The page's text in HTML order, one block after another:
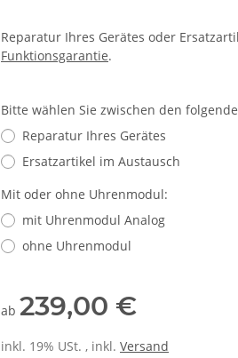
Reparatur Ihres Gerätes oder
Funktionsgarantie.
Bitte wählen Sie zwischen den
Reparatur Ihres Gerätes
Ersatzartikel im Austausch
Mit oder ohne Uhrenmodul:
mit Uhrenmodul Analog
ohne Uhrenmodul
ab 239,00 €
inkl. 19% USt. , inkl. Versand